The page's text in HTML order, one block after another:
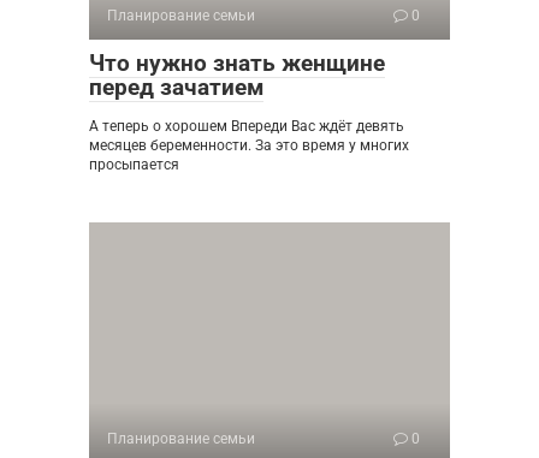
Планирование семьи 0
Что нужно знать женщине
перед зачатием
А теперь о хорошем Впереди Вас ждёт девять
месяцев беременности. За это время у многих
просыпается
Планирование семьи 0